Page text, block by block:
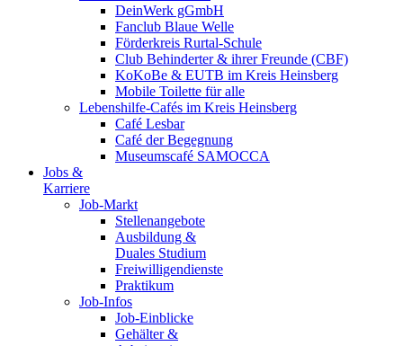
DeinWerk gGmbH
Fanclub Blaue Welle
Förderkreis Rurtal-Schule
Club Behinderter & ihrer Freunde (CBF)
KoKoBe & EUTB im Kreis Heinsberg
Mobile Toilette für alle
Lebenshilfe-Cafés im Kreis Heinsberg
Café Lesbar
Café der Begegnung
Museumscafé SAMOCCA
Jobs &
Karriere
Job-Markt
Stellenangebote
Ausbildung &
Duales Studium
Freiwilligendienste
Praktikum
Job-Infos
Job-Einblicke
Gehälter &